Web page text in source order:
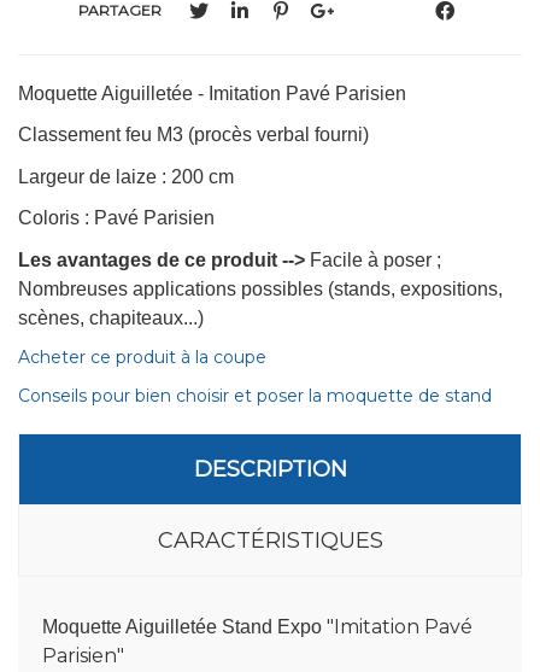
PARTAGER
Moquette Aiguilletée - Imitation Pavé Parisien
Classement feu M3 (procès verbal fourni)
Largeur de laize : 200 cm
Coloris : Pavé Parisien
Les avantages de ce produit --> Facile à poser ;
Nombreuses applications possibles (stands, expositions,
scènes, chapiteaux...)
Acheter ce produit à la coupe
Conseils pour bien choisir et poser la moquette de stand
DESCRIPTION
CARACTÉRISTIQUES
Moquette Aiguilletée Stand Expo "Imitation Pavé
Parisien"